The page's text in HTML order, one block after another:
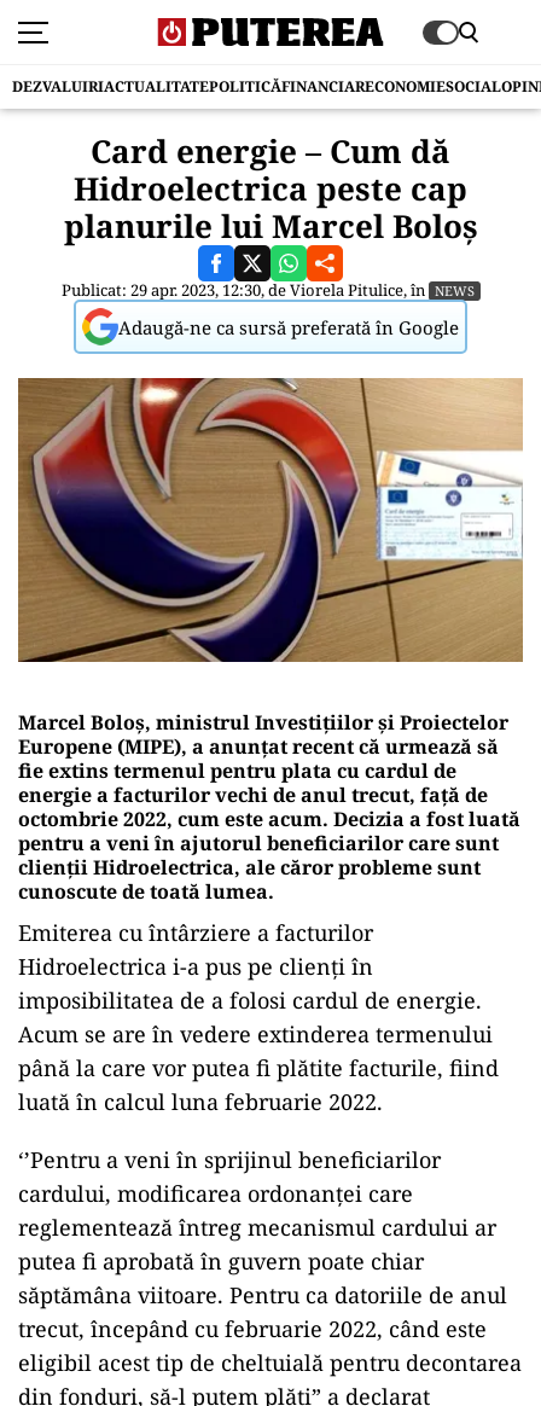
DEZVALUIRIACTUALITATEPOLITICĂFINANCIARECONOMIESOCIAL
Card energie – Cum dă
Hidroelectrica peste cap
planurile lui Marcel Boloș
Publicat: 29 apr. 2023, 12:30, deViorela Pitulice, în NEWS
Adaugă-ne ca sursă preferată în Google
Marcel Boloş, ministrul Investiţiilor şi Proiectelor
Europene (MIPE), a anunțat recent că urmează să
fie extins termenul pentru plata cu cardul de
energie a facturilor vechi de anul trecut, față de
octombrie 2022, cum este acum. Decizia a fost luată
pentru a veni în ajutorul beneficiarilor care sunt
clienții Hidroelectrica, ale căror probleme sunt
cunoscute de toată lumea.
Emiterea cu întârziere a facturilor
Hidroelectrica i-a pus pe clienți în
imposibilitatea de a folosi cardul de energie.
Acum se are în vedere extinderea termenului
până la care vor putea fi plătite facturile, fiind
luată în calcul luna februarie 2022.
‘’Pentru a veni în sprijinul beneficiarilor
cardului, modificarea ordonanței care
reglementează întreg mecanismul cardului ar
putea fi aprobată în guvern poate chiar
săptămâna viitoare. Pentru ca datoriile de anul
trecut, începând cu februarie 2022, când este
eligibil acest tip de cheltuială pentru decontarea
din fonduri, să-l putem plăti” a declarat